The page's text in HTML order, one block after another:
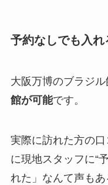
予約なしでも入
大阪万博のブラジ
館が可能です。
実際に訪れた方の
に現地スタッフに“
れた」なんて声もあ